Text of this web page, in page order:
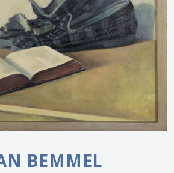
BEMMEL